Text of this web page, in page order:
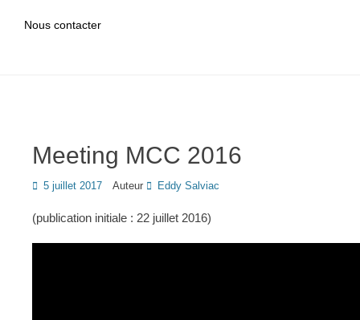
Nous contacter
Meeting MCC 2016
Posted
5 juillet 2017 Auteur Eddy Salviac
(publication initiale : 22 juillet 2016)